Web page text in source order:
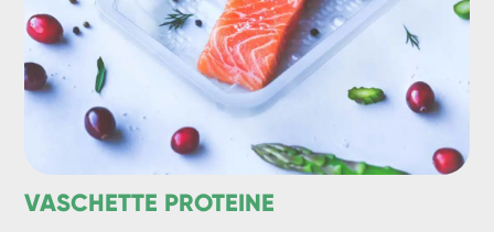
VASCHETTE PROTEINE